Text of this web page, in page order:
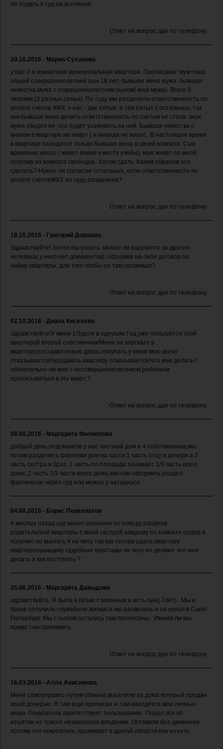
ли подать в суд на вселение
Ответ на вопрос дан по телефону.
20.10.2016 - Мария Суханова
у нас 2-х комнатная муниципальная квартира. Прописаны: муж+наш
общий совершеннолетний сын 18 лет, бывшая жена мужа, бывшая
невестка мужа с совершеннолетним сыном( внук мужа). Всего 5
человек (3 разных семьи). По суду мы разделили ответственность по
уплате счетов ЖКХ: у нас - две пятых, и три пятых у остальных, так
как бывшая жена делить ответственность по счетам не стала: внук
мужа убедил ее, что будет ухаживать за ней. Бывшая невестка с
внуком в квартире не живут ( и никогда не жили),. В настоящее время
в квартире находится только бывшая жена в своей комнате. Сын
временно уехал ( живет ближе к месту учебы), муж живет со мной,
поэтому их комната свободна. Хотим сдать. Каким образом это
сделать? Нужно ли согласие остальных, если ответственность по
уплате счетовЖКХ по суду разделена?
Ответ на вопрос дан по телефону.
18.10.2016 - Григорий Дорошко
Здравствуйте! Хотел бы узнать: можно ли заручится за другого
человека( у него нет документов), оформив на себя договор по
найму квартиры, для того чтобы он там проживал?
Ответ на вопрос дан по телефону.
02.10.2016 - Диана Киселева
Здравствуйте!У меня 1/2доля в однушке.Год уже пользуется этой
квартирой второй собственник!Меня не впускает в
квартиру,поставил новую дверь.покупать у меня мою долю
отказывается!продавать квартиру отказывается!что мне делать?
обязательно ли мне с несовершеннолетнисм ребенком
прописываться в эту кварт.?
Ответ на вопрос дан по телефону.
08.08.2016 - Маргарита Филиппова
добрый день,подскажите у нас частный дом и 4 собственника,мы
хотим разделить фактички дом на части:1 часть отцу и дочери а 2
часть сестра и брат, 1 часть по площади занимает 1/3 часть всего
дома ,2 часть 2/3 части всего дома,как нам оформить раздел
фактически через суд или можно у натариуса
04.08.2016 - Борис Перехватов
4 месяца назад суд вынес решение по поводу раздела
родительской квартиры с моей сестрой каждому по комнате ордер я
получил но вьехать я не могу так как сестра сдала квартиру
квартиросьемщику судебные приставы не чего не делают что мне
делать и как поступить ?
25.06.2016 - Маргарита Давыдова
здравствуйте. Я была в браке с военным и есть сын( 7лет) . Мы в
браке получили служебное жилью и мы развелись и он уехол в Санкт
Петербург. Мы с сыном остались там прописаны . Имеим ли мы
право там проживать
Ответ на вопрос дан по телефону.
16.03.2016 - Алла Анисимова
Меня самоуправно путем обмана выселили из дома который продан
моей дочерью. Я там ещё прописан и там находятся мои личные
вещи. Покупатель препятствует пользованию . Подал иск об
изъятии из чужого незаконного владения. Оставили без движения
потому что покупатель проживает в другой области.Как изъять